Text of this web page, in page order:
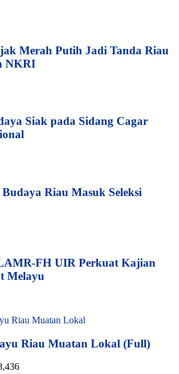
Merah Putih Jadi Tanda Riau
NKRI
Siak pada Sidang Cagar
Riau Masuk Seleksi
FH UIR Perkuat Kajian
Melayu
Riau Muatan Lokal (Full)